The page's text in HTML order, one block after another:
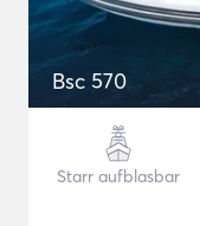
Bsc 570
Starr aufblasbar